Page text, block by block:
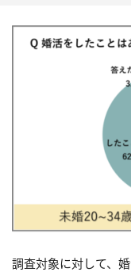
調査対象に対して、